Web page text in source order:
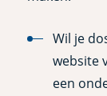
Wil je
website
een